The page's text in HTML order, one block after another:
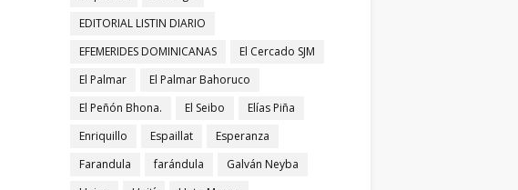
EDITORIAL LISTIN DIARIO
EFEMERIDES DOMINICANAS
El Cercado SJM
El Palmar
El Palmar Bahoruco
El Peñón Bhona.
El Seibo
Elías Piña
Enriquillo
Espaillat
Esperanza
Farandula
farándula
Galván Neyba